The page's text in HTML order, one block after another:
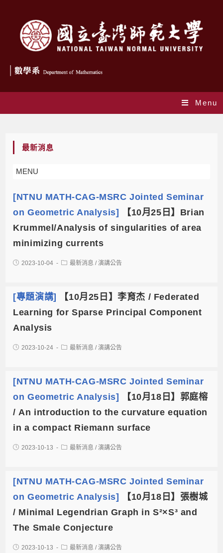
Menu
最新消息
MENU
[NTNU MATH-CAG-MSRC Jointed Seminar
on Geometric Analysis]
【10月25日】Brian
Krummel/Analysis of singularities of area
minimizing currents
2023-10-04 最新消息 / 演講公告
[專題演講]
【10月25日】李育杰 / Federated
Learning for Sparse Principal Component
Analysis
2023-10-24 最新消息 / 演講公告
[NTNU MATH-CAG-MSRC Jointed Seminar
on Geometric Analysis]
【10月18日】郭庭榕
/ An introduction to the curvature equation
in a compact Riemann surface
2023-10-13 最新消息 / 演講公告
[NTNU MATH-CAG-MSRC Jointed Seminar
on Geometric Analysis]
【10月18日】張樹城
/ Minimal Legendrian Graph in S²×S³ and
The Smale Conjecture
2023-10-13 最新消息 / 演講公告